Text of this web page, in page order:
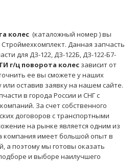
колес (каталожный номер ) вы
Данная запчасть
для ДЗ-122, ДЗ-122Б, ДЗ-122-Б7-
г/ц поворота колес зависит от
ее вы сможете у наших
оставив заявку на нашем сайте.
в города России и СНГ с
За счет собственного
договоров с транспортными
на рынке является одним из
имеет большой опыт в
а поэтому мы готовы оказать
и выборе наилучшего